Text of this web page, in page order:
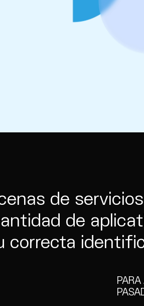
de
de
correcta
PARA